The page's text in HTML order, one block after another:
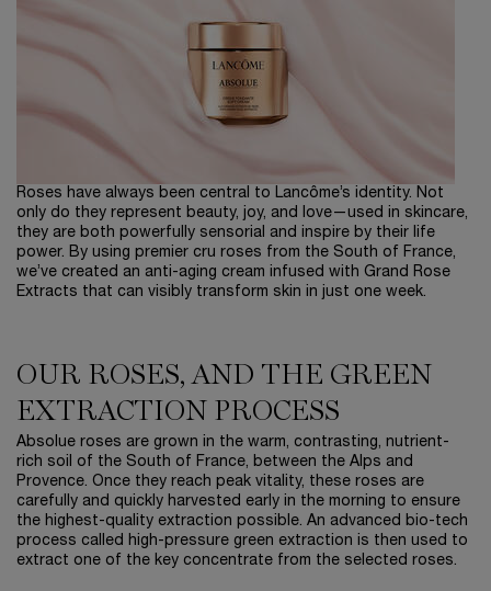
Roses have always been central to Lancôme’s identity. Not
only do they represent beauty, joy, and love—used in skincare,
they are both powerfully sensorial and inspire by their life
power. By using premier cru roses from the South of France,
we’ve created an anti-aging cream infused with Grand Rose
Extracts that can visibly transform skin in just one week.
OUR ROSES, AND THE GREEN
EXTRACTION PROCESS
Absolue roses are grown in the warm, contrasting, nutrient-
rich soil of the South of France, between the Alps and
Provence. Once they reach peak vitality, these roses are
carefully and quickly harvested early in the morning to ensure
the highest-quality extraction possible. An advanced bio-tech
process called high-pressure green extraction is then used to
extract one of the key concentrate from the selected roses.